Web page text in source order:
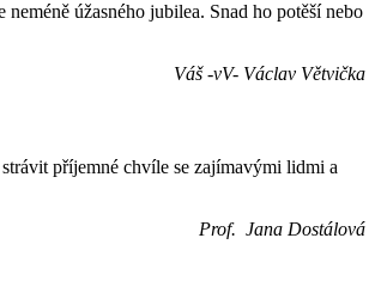
úžasného jubilea. Snad ho potěší nebo
Váš -vV- Václav Větvička
příjemné chvíle se zajímavými lidmi a
Prof. Jana Dostálová